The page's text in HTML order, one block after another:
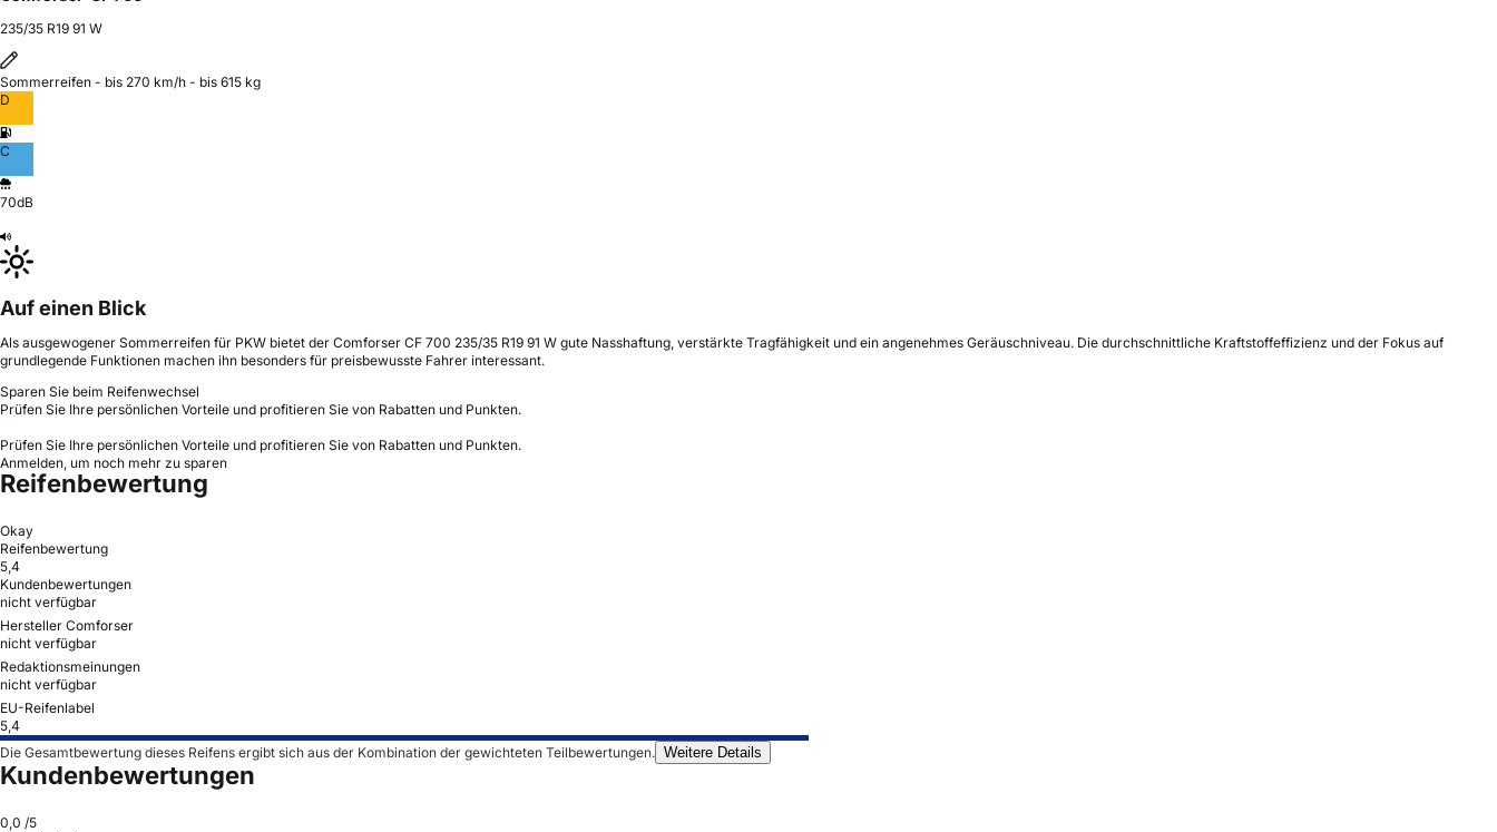
235/35 R19 91 W
Sommerreifen - bis 270 km/h - bis 615 kg
D
C
70dB
Auf einen Blick
Als ausgewogener Sommerreifen für PKW bietet der Comforser CF 700 235/35 R19 91 W gute Nasshaftung, verstärkte Tragfähigkeit und ein angenehmes Geräuschniveau. Die durchschnittliche Kraftstoffeffizienz und der Fokus auf
grundlegende Funktionen machen ihn besonders für preisbewusste Fahrer interessant.
Sparen Sie beim Reifenwechsel
Prüfen Sie Ihre persönlichen Vorteile und profitieren Sie von Rabatten und Punkten.
Prüfen Sie Ihre persönlichen Vorteile und profitieren Sie von Rabatten und Punkten.
Anmelden, um noch mehr zu sparen
Reifenbewertung
Okay
Reifenbewertung
5,4
Kundenbewertungen
nicht verfügbar
Hersteller Comforser
nicht verfügbar
Redaktionsmeinungen
nicht verfügbar
EU-Reifenlabel
5,4
Die Gesamtbewertung dieses Reifens ergibt sich aus der Kombination der gewichteten Teilbewertungen. Weitere Details
Kundenbewertungen
0,0 /5